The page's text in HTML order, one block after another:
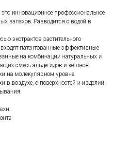
инновационное профессиональное
запахов. Разводится с водой в
экстрактов растительного
патентованные эффективные
на комбинации натуральных и
смесь альдегидов и кетонов.
на молекулярном уровне.
в воздухе, с поверхностей и изделий.